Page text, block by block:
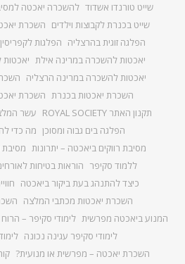
שייט טורנדו אשדוד להשכרה יאכטה למסיבות
שייט בכנרת לקבוצות וילדים השכרת יאכטה
הפלגה זוגית בהרצליה הפלגות לקפריסין
יאכטות להשכרה במרינה אילת
יאכטות להשכרה במרינה הרצליה
השכרת יאכטות בכנרת השכרת
תקנון האתר ROYAL SOCIETY
עשר
הפלגה בים גבוה ומסוכן מה כדי
מסיבת רווקים ביאכטה – יתרונות מסיבת
ללמוד סקיפר הוראות בטיחות
כיצד להתנהג בעת ביקור ביאכטה
השכרת יאכטות מכתבי המלצה
המנוע ביאכטה מפרשית לימודי סקיפר – הרוח
לימודי סקיפר עגינה נכונה
השכרת יאכטה – מפרשית או מנועית?